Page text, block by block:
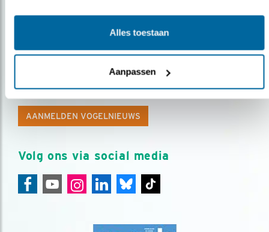
Alles toestaan
Aanpassen
Op de hoogte blijven?
Meld je aan en ontvang nieuws, inspiratie, acties en tips
AANMELDEN VOGELNIEUWS
Volg ons via social media